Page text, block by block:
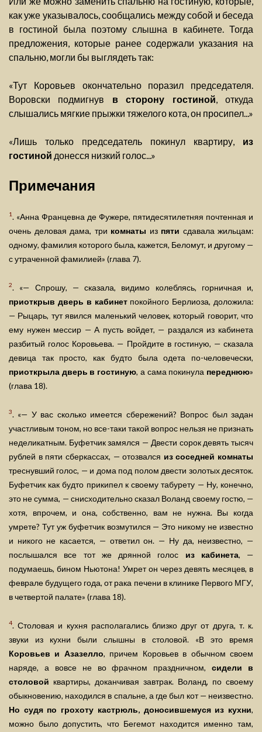
как уже указывалось, сообщались между собой и беседа
в гостиной была поэтому слышна в кабинете. Тогда
предложения, которые ранее содержали указания на
спальню, могли бы выглядеть так:
«Тут Коровьев окончательно поразил председателя.
Воровски подмигнув в сторону гостиной, откуда
слышались мягкие прыжки тяжелого кота, он просипел...»
«Лишь только председатель покинул квартиру, из
гостиной донесся низкий голос...»
Примечания
1. «Анна Францевна де Фужере, пятидесятилетняя почтенная и
очень деловая дама, три комнаты из пяти сдавала жильцам:
одному, фамилия которого была, кажется, Беломут, и другому —
с утраченной фамилией» (глава 7).
2. «— Спрошу, — сказала, видимо колеблясь, горничная и,
приоткрыв дверь в кабинетпокойного Берлиоза, доложила:
— Рыцарь, тут явился маленький человек, который говорит, что
ему нужен мессир — А пусть войдет, — раздался из кабинета
разбитый голос Коровьева. — Пройдите в гостиную, — сказала
девица так просто, как будто была одета по-человечески,
приоткрыла дверь в гостиную, а сама покинула переднюю»
(глава 18).
3. «— У вас сколько имеется сбережений? Вопрос был задан
участливым тоном, но все-таки такой вопрос нельзя не признать
неделикатным. Буфетчик замялся — Двести сорок девять тысяч
рублей в пяти сберкассах, — отозвался из соседней комнаты
треснувший голос, — и дома под полом двести золотых десяток.
Буфетчик как будто прикипел к своему табурету — Ну, конечно,
это не сумма, — снисходительно сказал Воланд своему гостю, —
хотя, впрочем, и она, собственно, вам не нужна. Вы когда
умрете? Тут уж буфетчик возмутился — Это никому не известно
и никого не касается, — ответил он. — Ну да, неизвестно, —
послышался все тот же дрянной голос из кабинета, —
подумаешь, бином Ньютона! Умрет он через девять месяцев, в
феврале будущего года, от рака печени в клинике Первого МГУ,
в четвертой палате» (глава 18).
4. Столовая и кухня располагались близко друг от друга, т. к.
звуки из кухни были слышны в столовой. «В это время
Коровьев и Азазелло, причем Коровьев в обычном своем
наряде, а вовсе не во фрачном праздничном,сидели в
столовой квартиры, доканчивая завтрак. Воланд, по своему
обыкновению, находился в спальне, а где был кот — неизвестно.
Но судя по грохоту кастрюль, доносившемуся из кухни,
можно было допустить, что Бегемот находится именно там,